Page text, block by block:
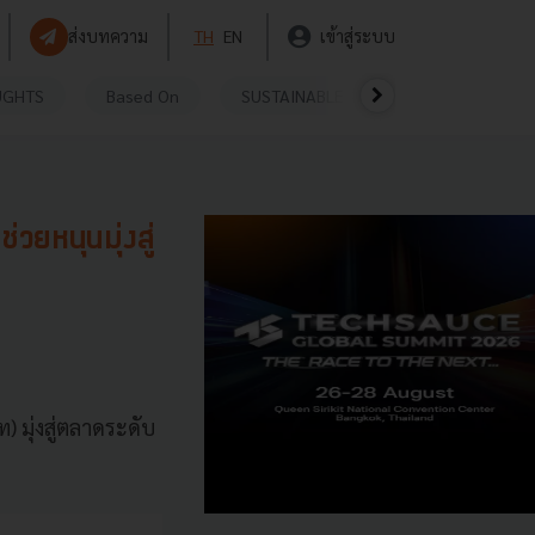
ส่งบทความ TH EN เข้าสู่ระบบ
Based On SUSTAINABLE
วยหนุนมุ่งสู่
) มุ่งสู่ตลาดระดับ